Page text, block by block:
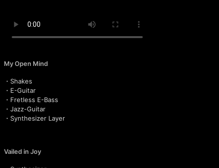
My Open Mind
・Shakes
・E-Guitar
・Fretless E-Bass
・Jazz-Guitar
・Synthesizer Layer
Vailed in Joy